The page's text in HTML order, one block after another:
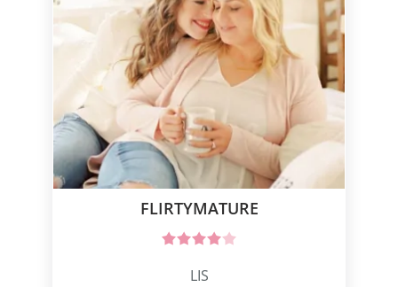
FLIRTYMATURE
LIS